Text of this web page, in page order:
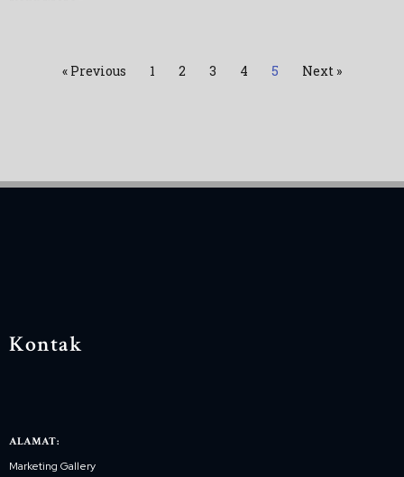
« Previous 1 2 3 4 5 Next »
Kontak
ALAMAT:
Marketing Gallery